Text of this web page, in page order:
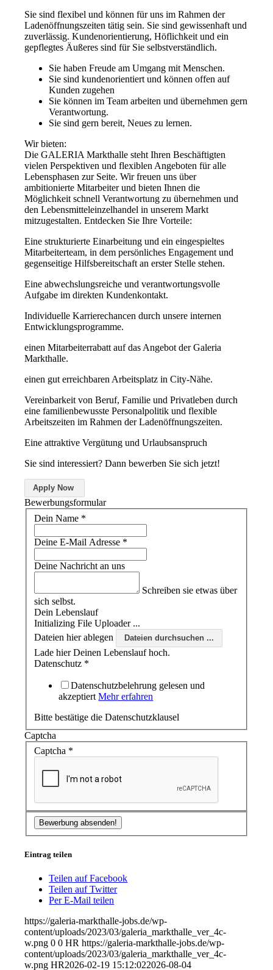
Sie sind flexibel und können für uns im Rahmen der
Ladenöffnungszeiten tätig sein. Sie sind gewissenhaft und
zuverlässig. Kundenorientierung, Höflichkeit und ein
gepflegtes Äußeres sind für Sie selbstverständlich.
Sie haben Freude am Umgang mit Menschen.
Sie sind kundenorientiert und können offen auf
Kunden zugehen
Sie können im Team arbeiten und übernehmen gern
Verantwortung.
Sie sind gern bereit, Neues zu lernen.
Wir bieten:
Die GALERIA Markthalle steht Ihren Beschäftigten
vielen Perspektiven und flexiblen Angeboten für alle
Lebensphasen zur Seite. Wir freuen uns über
ambitionierte Mitarbeiter und bieten Ihnen die
Möglichkeit schnell Verantwortung zu übernehmen und
den Lebensmitteleinzelhandel in unserem Markt
mitzugestalten. Entdecken Sie Ihre Vorteile:
Eine strukturierte Einarbeitung und ein eingespieltes
Mitarbeiterteam, in dem persönliches Engagement und
gegenseitige Hilfsbereitschaft an erster Stelle stehen.
Eine abwechslungsreiche und verantwortungsvolle
Aufgabe im direkten Kundenkontakt.
Individuelle Karrierechancen durch unsere internen
Entwicklungsprogramme.
einen Mitarbeiterrabatt auf das Angebot der Galeria
Markthalle.
einen gut erreichbaren Arbeitsplatz in City-Nähe.
Vereinbarkeit von Beruf, Familie und Privatleben durch
eine familienbewusste Personalpolitik und flexible
Arbeitszeiten im Rahmen der Ladenöffnungszeiten.
Eine attraktive Vergütung und Urlaubsanspruch
Sie sind interessiert? Dann bewerben Sie sich jetzt!
Apply Now
Bewerbungsformular
Dein Name *
Deine E-Mail Adresse *
Deine Nachricht an uns
Schreiben sie etwas über
sich selbst.
Dein Lebenslauf
Dateien hier ablegen Dateien durchsuchen ...
Lade hier Deinen Lebenslauf hoch.
Datenschutz *
Datenschutzbelehrung gelesen und
akzeptiertMehr erfahren
Bitte bestätige die Datenschutzklausel
Captcha
Captcha *
Eintrag teilen
Teilen auf Facebook
Teilen auf Twitter
Per E-Mail teilen
https://galeria-markthalle-jobs.de/wp-
content/uploads/2023/03/galeria_markthalle_ver_4c-
w.png 0 0 HR https://galeria-markthalle-jobs.de/wp-
content/uploads/2023/03/galeria_markthalle_ver_4c-
w.png HR2026-02-19 15:12:022026-08-04